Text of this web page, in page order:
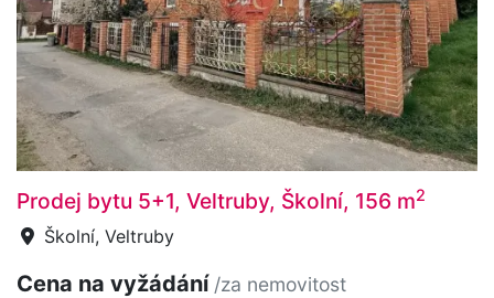
Prodej bytu 5+1, Veltruby, Školní, 156 m2
Školní, Veltruby
Cena na vyžádání /za nemovitost